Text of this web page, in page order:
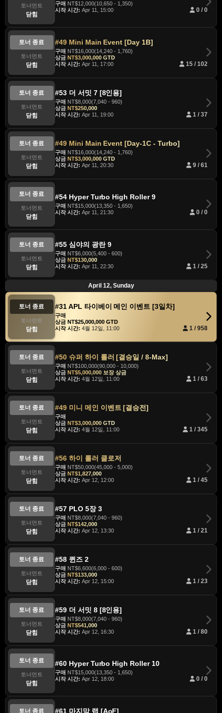
토너먼트
닫힘
구매 NT$12,000(10,650 - 1,350)
시작 시간: Apr 11, 15:00 0 / 0
토너 종료
토너먼트
닫힘
#49 Mini Main Event [Day 1B]
구매 NT$16,000(14,240 - 1,760)
상금 NT$3,000,000 GTD
시작 시간: Apr 11, 17:00 15 / 102
토너 종료
토너먼트
닫힘
#53 더 서밋 7 [8인용]
구매 NT$8,000(7,040 - 960)
상금 NT$250,000
시작 시간: Apr 11, 19:00 1 / 37
토너 종료
토너먼트
닫힘
#49 Mini Main Event [Day-1C - Turbo]
구매 NT$16,000(14,240 - 1,760)
상금 NT$3,000,000 GTD
시작 시간: Apr 11, 20:30 9 / 61
토너 종료
토너먼트
닫힘
#54 Hyper Turbo High Roller 9
구매 NT$15,000(13,350 - 1,650)
시작 시간: Apr 11, 21:30 0 / 0
토너 종료
토너먼트
닫힘
#55 심야의 광란 9
구매 NT$6,000(5,400 - 600)
상금 NT$130,000
시작 시간: Apr 11, 22:30 1 / 25
April 12, Sunday
토너 종료
토너먼트
닫힘
#31 APL 타이베이 메인 이벤트 [3일차]
구매
상금 NT$25,000,000 GTD
시작 시간: 4월 12일, 11:00 1 / 958
토너 종료
토너먼트
닫힘
#50 슈퍼 하이 롤러 [결승일 / 8-Max]
구매 NT$100,000(90,000 - 10,000)
상금 NT$5,000,000 보장 상금
시작 시간: 4월 12일, 11:00 1 / 63
토너 종료
토너먼트
닫힘
#49 미니 메인 이벤트 [결승전]
구매
상금 NT$3,000,000 GTD
시작 시간: 4월 12일, 11:00 1 / 345
토너 종료
토너먼트
닫힘
#56 하이 롤러 클로저
구매 NT$50,000(45,000 - 5,000)
상금 NT$1,827,000
시작 시간: Apr 12, 12:00 1 / 45
토너 종료
토너먼트
닫힘
#57 PLO 5장 3
구매 NT$8,000(7,040 - 960)
상금 NT$142,000
시작 시간: Apr 12, 13:30 1 / 21
토너 종료
토너먼트
닫힘
#58 퀸즈 2
구매 NT$6,600(6,000 - 600)
상금 NT$133,000
시작 시간: Apr 12, 15:00 1 / 23
토너 종료
토너먼트
닫힘
#59 더 서밋 8 [8인용]
구매 NT$8,000(7,040 - 960)
상금 NT$541,000
시작 시간: Apr 12, 16:30 1 / 80
토너 종료
토너먼트
닫힘
#60 Hyper Turbo High Roller 10
구매 NT$15,000(13,350 - 1,650)
시작 시간: Apr 12, 18:00 0 / 0
토너 종료 #61 마지막 랩 [AoF]